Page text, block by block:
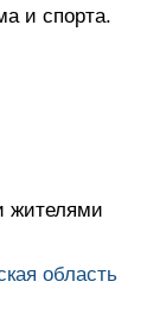
и спорта.
жителями
область